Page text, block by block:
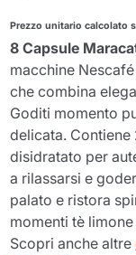
Prezzo unitario calcolato
8 Capsule
macchine
che combina
Goditi momento
delicata.
disidratato per
a rilassarsi e
palato e ristora
momenti tè
Scopri anche altre